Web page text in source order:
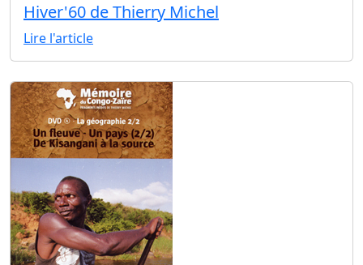
Hiver'60 de Thierry Michel
Lire l'article